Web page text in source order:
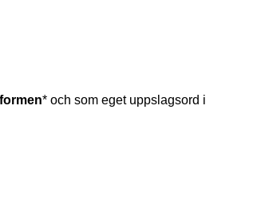
* och som eget uppslagsord i